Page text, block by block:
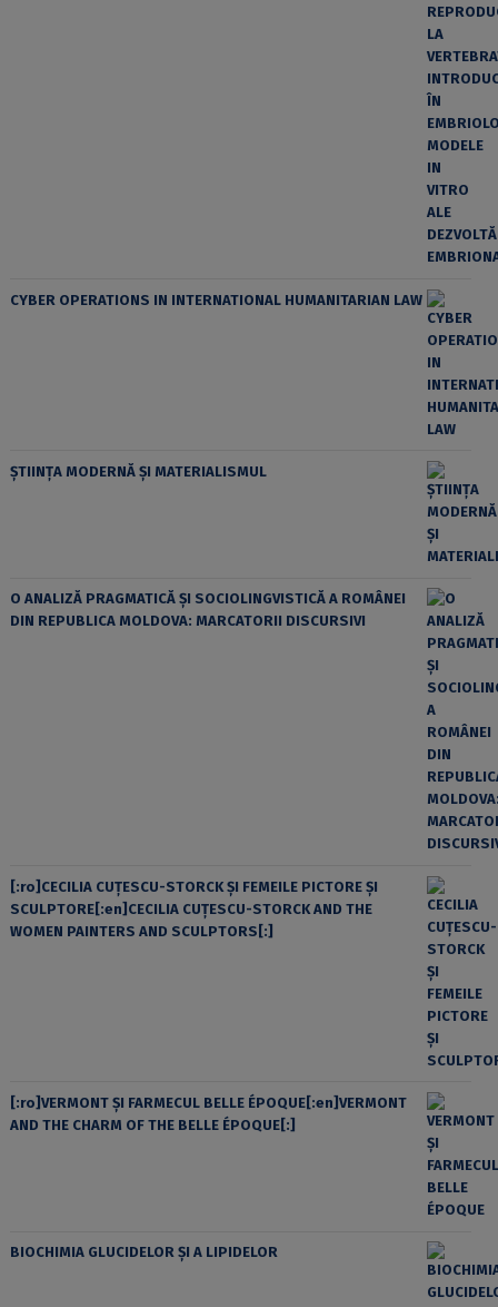
CYBER OPERATIONS IN INTERNATIONAL HUMANITARIAN LAW
ȘTIINȚA MODERNĂ ȘI MATERIALISMUL
O ANALIZĂ PRAGMATICĂ ȘI SOCIOLINGVISTICĂ A ROMÂNEI
DIN REPUBLICA MOLDOVA: MARCATORII DISCURSIVI
[:ro]CECILIA CUŢESCU-STORCK ŞI FEMEILE PICTORE ŞI
SCULPTORE[:en]CECILIA CUŢESCU-STORCK AND THE
WOMEN PAINTERS AND SCULPTORS[:]
[:ro]VERMONT ȘI FARMECUL BELLE ÉPOQUE[:en]VERMONT
AND THE CHARM OF THE BELLE ÉPOQUE[:]
BIOCHIMIA GLUCIDELOR ȘI A LIPIDELOR